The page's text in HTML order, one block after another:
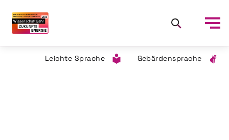
Leichte Sprache Gebärdensprache